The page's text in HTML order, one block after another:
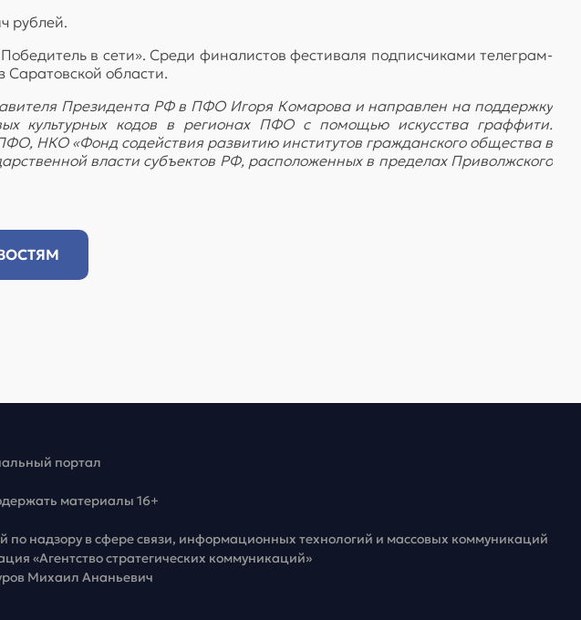
рублей.
в сети». Среди финалистов фестиваля подписчиками телеграм-
области.
Президента РФ в ПФО Игоря Комарова и направлен на поддержку
культурных кодов в регионах ПФО с помощью искусства граффити.
НКО «Фонд содействия развитию институтов гражданского общества в
власти субъектов РФ, расположенных в пределах Приволжского
портал
материалы 16+
надзору в сфере связи, информационных технологий и массовых коммуникаций
«Агентство стратегических коммуникаций»
Михаил Ананьевич